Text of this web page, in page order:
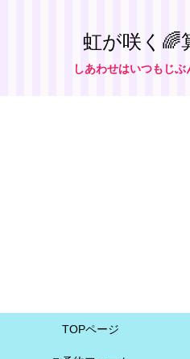
虹が咲く🌈
しあわせはいつもじ
TOPページ